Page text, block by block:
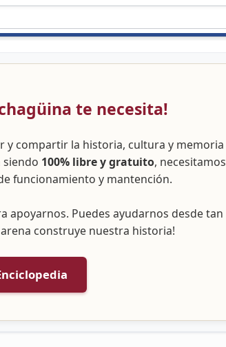
te necesita!
y compartir la historia, cultura y memoria
siendo 100% libre y gratuito, necesitamos
funcionamiento y mantención.
apoyarnos. Puedes ayudarnos desde tan
arena construye nuestra historia!